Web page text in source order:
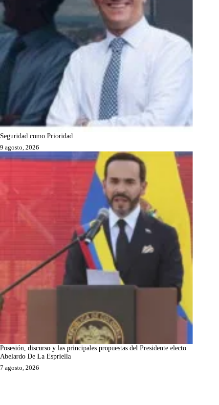
Seguridad como Prioridad
9 agosto, 2026
Posesión, discurso y las principales propuestas del Presidente electo
Abelardo De La Espriella
7 agosto, 2026